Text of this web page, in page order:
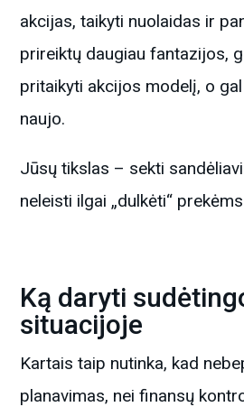
akcijas, taikyti nuolaidas ir
prireiktų daugiau fantazijos,
pritaikyti akcijos modelį, o
naujo.
Jūsų tikslas – sekti
neleisti ilgai „dulkėti“
Ką daryti
situacijoje
Kartais taip nutinka, kad
planavimas, nei finansų